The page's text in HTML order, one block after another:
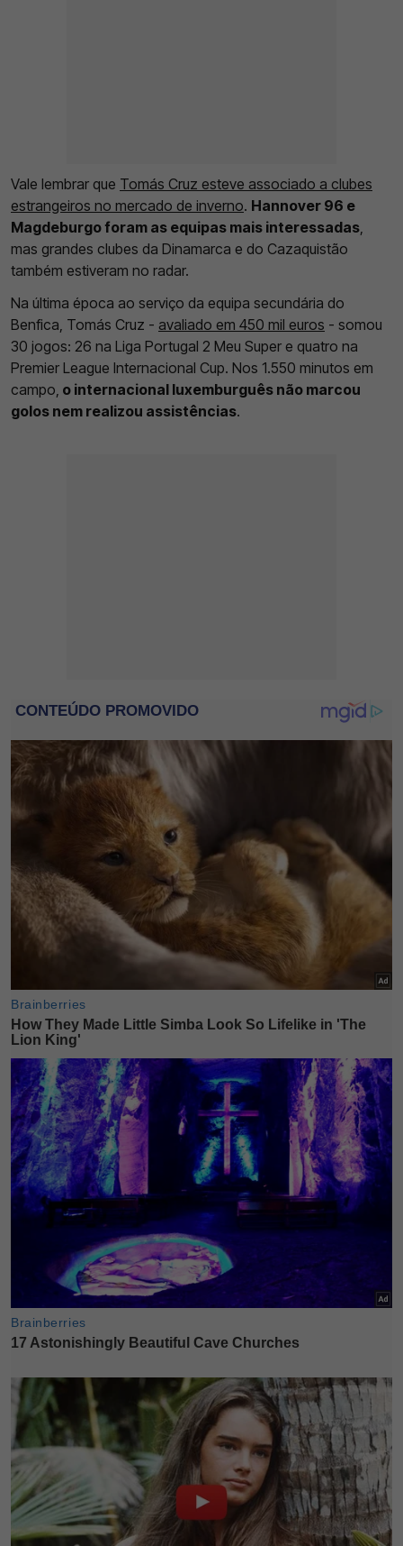
Vale lembrar que Tomás Cruz esteve associado a clubes
estrangeiros no mercado de inverno. Hannover 96 e
Magdeburgo foram as equipas mais interessadas,
mas grandes clubes da Dinamarca e do Cazaquistão
também estiveram no radar.
Na última época ao serviço da equipa secundária do
Benfica, Tomás Cruz - avaliado em 450 mil euros - somou
30 jogos: 26 na Liga Portugal 2 Meu Super e quatro na
Premier League Internacional Cup. Nos 1.550 minutos em
campo, o internacional luxemburguês não marcou
golos nem realizou assistências.